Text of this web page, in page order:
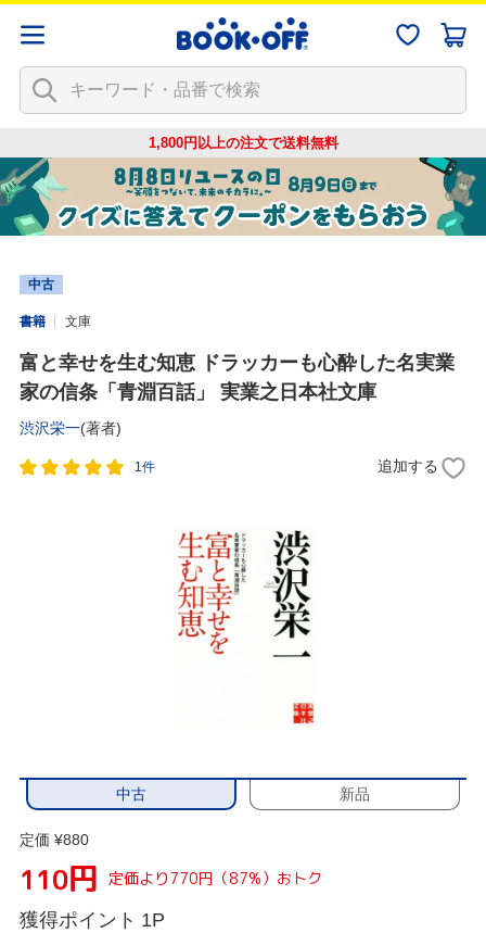
1,800円以上の注文で送料無料
中古
書籍 文庫
富と幸せを生む知恵 ドラッカーも心酔した名実業
家の信条「青淵百話」 実業之日本社文庫
渋沢栄一(著者)
1件 追加する
中古 新品
定価 ¥880
110円 定価より770円（87%）おトク
獲得ポイント 1P